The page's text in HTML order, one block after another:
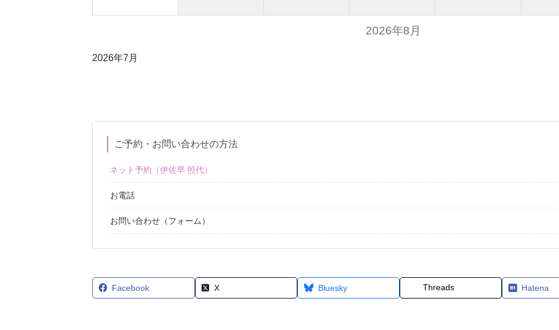
2026年8月
2026年7月
ご予約・お問い合わせの方法
ネット予約（伊佐早 照代）
お電話
お問い合わせ（フォーム）
Facebook X Bluesky Threads Hatena